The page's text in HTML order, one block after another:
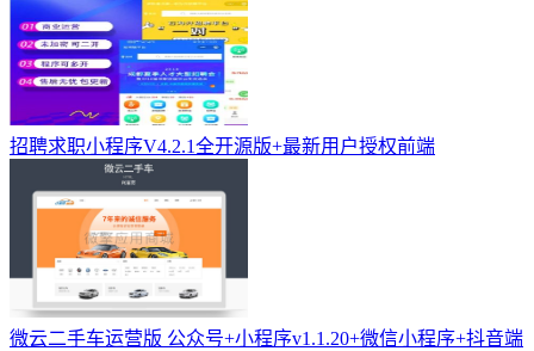
招聘求职小程序V4.2.1全开源版+最新用户授权前端
微云二手车运营版 公众号+小程序v1.1.20+微信小程序+抖音端